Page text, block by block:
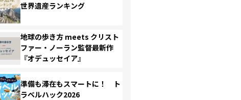
世界遺産ランキング
地球の歩き方 meets クリスト
ファー・ノーラン監督最新作
『オデュッセイア』
準備も滞在もスマートに！ ト
ラベルハック2026